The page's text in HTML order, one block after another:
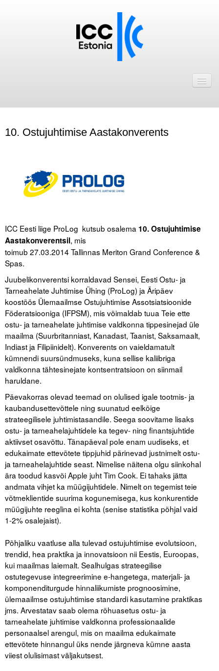
ICC Eesti liikmebaas
Astu ICC Eesti liikmeks!
Kalender
Tegevused
Arvamus
Viidad
ICC WBO
ICC komisjonid
Digiraamatukogu
Juhendid ja väljaanded
Videod
Kontakt
Liitu meililistiga
Oskusteave
Incoterms® 2020
Abimaterjalid
10. Ostujuhtimise Aastakonverents
ICC Eesti liige ProLog kutsub osalema 10. Ostujuhtimise
Aastakonverentsil, mis
toimub 27.03.2014 Tallinnas Meriton Grand Conference &
Spas.
Juubelikonverentsi korraldavad Sensei, Eesti Ostu- ja
Tarneahelate Juhtimise Ühing (ProLog) ja Äripäev
koostöös Ülemaailmse Ostujuhtimise Assotsiatsioonide
Föderatsiooniga (IFPSM), mis võimaldab tuua Teie ette
ostu- ja tarneahelate juhtimise valdkonna tippesinejad üle
maailma (Suurbritanniast, Kanadast, Taanist, Saksamaalt,
Indiast ja Filipiinidelt). Konverents on vaieldamatult
kümnendi suursündmuseks, kuna sellise kaliibriga
valdkonna tähtesinejate kontsentratsioon on siinmail
haruldane.
Päevakorras olevad teemad on olulised igale tootmis- ja
kaubandusettevõttele ning suunatud eelkõige
strateegilisele juhtimistasandile. Seega soovitame lisaks
ostu- ja tarneahelajuhtidele ka tegev- ning finantsjuhtide
aktiivset osavõttu. Tänapäeval pole enam uudiseks, et
edukaimate ettevõtete tippjuhid pärinevad justnimelt ostu-
ja tarneahelajuhtide seast. Nimelise näitena olgu siinkohal
ära toodud kasvõi Apple juht Tim Cook. Ei tahaks jätta
andmata vihjet ka müügijuhtidele. Nimelt on tegemist teie
võtmeklientide suurima kogunemisega, kus konkurentide
müügijuhte reeglina ei kohta (senise statistika põhjal vaid
1-2% osalejaist).
Põhjaliku vaatluse alla tulevad ostujuhtimise evolutsioon,
trendid, hea praktika ja innovatsioon nii Eestis, Euroopas,
kui maailmas laiemalt. Sealhulgas strateegilise
ostutegevuse integreerimine e-hangetega, materjali- ja
komponenditurgude hinnaliikumiste prognoosimine,
ülemaailmse ostujuhtimise standardi kasutamine praktikas
jms. Arvestatav saab olema rõhuasetus ostu- ja
tarneahelate juhtimise valdkonna professionaalide
personaalsel arengul, mis on maailma edukaimate
ettevõtete hinnangul üks nende järgneva kümne aasta
viiest olulisimast väljakutsest.